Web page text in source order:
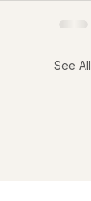
See All